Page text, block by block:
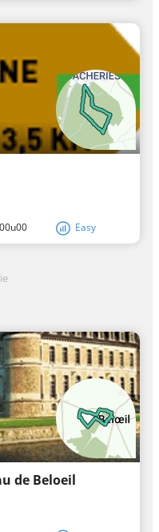
00u00 Easy
de Beloeil